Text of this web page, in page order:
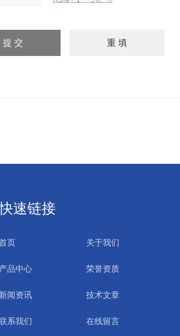
速链接
页 关于我们
产品中心 荣誉资质
新闻资讯 技术文章
系我们 在线留言